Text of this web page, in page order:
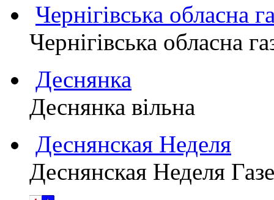
Чернігівська обласна
Чернігівська обласна
Деснянка
Деснянка вільна
Деснянская Неделя
Деснянская Неделя